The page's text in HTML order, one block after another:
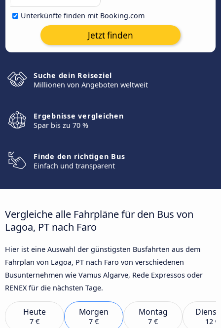
Unterkünfte finden mit Booking.com
Jetzt finden
Suche dein Reiseziel
Millionen von Angeboten weltweit
Ergebnisse vergleichen
Spar bis zu 70 %
Finde den richtigen Bus
Einfach und transparent
Vergleiche alle Fahrpläne für den Bus von
Lagoa, PT nach Faro
Hier ist eine Auswahl der günstigsten Busfahrten aus dem
Fahrplan von Lagoa, PT nach Faro von verschiedenen
Busunternehmen wie Vamus Algarve, Rede Expressos oder
RENEX für die nächsten Tage.
Heute
7 €
Morgen
7 €
Montag
7 € 12 €